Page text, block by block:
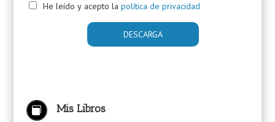
He leído y acepto la política de privacidad
 Mis Libros